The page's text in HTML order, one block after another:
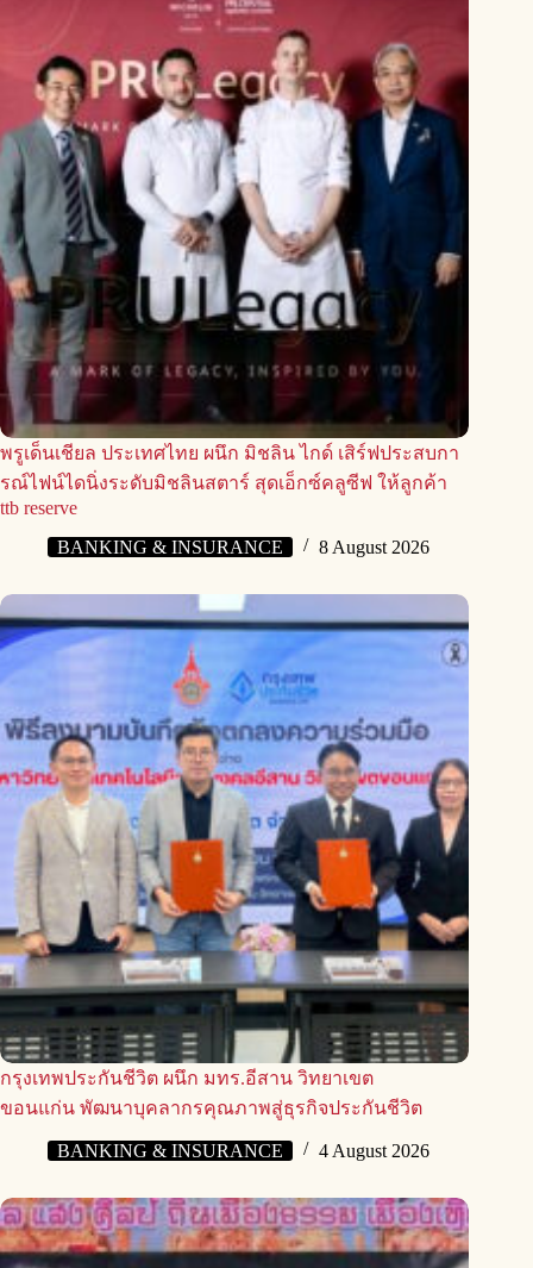
พรูเด็นเชียล ประเทศไทย ผนึก มิชลิน ไกด์ เสิร์ฟประสบกา
รณ์ไฟน์ไดนิ่งระดับมิชลินสตาร์ สุดเอ็กซ์คลูซีฟ ให้ลูกค้า
ttb reserve
BANKING & INSURANCE
8 August 2026
กรุงเทพประกันชีวิต ผนึก มทร.อีสาน วิทยาเขต
ขอนแก่น พัฒนาบุคลากรคุณภาพสู่ธุรกิจประกันชีวิต
BANKING & INSURANCE 4 August 2026